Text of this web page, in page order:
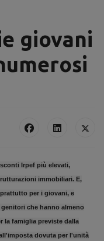
giovani
Irpef più elevati,
immobiliari. E,
per i giovani, e
che hanno almeno
la famiglia previste dalla
dovuta per l'unità